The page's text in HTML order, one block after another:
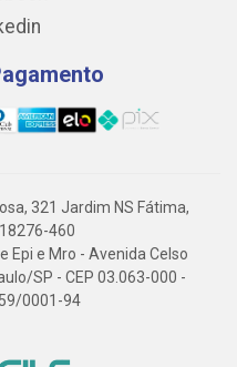
321 Jardim NS Fátima,
460
Epi e Mro - Avenida Celso
SP - CEP 03.063-000 -
0001-94